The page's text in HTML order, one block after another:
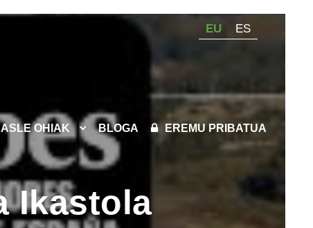
EU ES
OHIAK BLOGA EREMU PRIBATUA
Ikastola